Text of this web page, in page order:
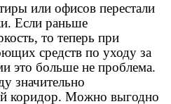
или офисов перестали
Если раньше
то теперь при
средств по уходу за
это больше не проблема.
значительно
коридор. Можно выгодно